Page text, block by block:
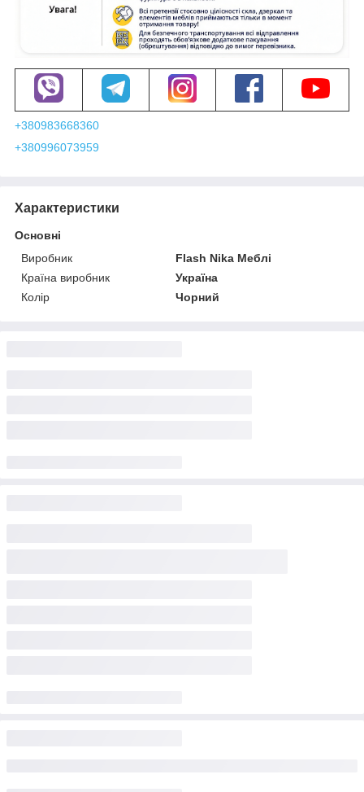
+380983668360
+380996073959
Характеристики
Основні
Виробник
Flash Nika Меблі
Країна виробник
Україна
Колір
Чорний